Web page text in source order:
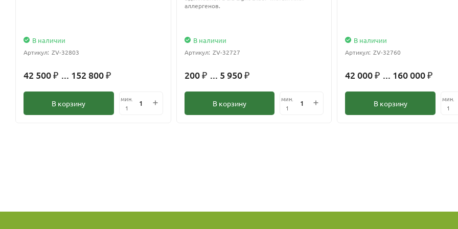
В наличии
Артикул: ZV-32803
42 500 ₽ ... 152 800 ₽
В корзину
мин.
1
аллергенов.
В наличии
Артикул: ZV-32727
200 ₽ ... 5 950 ₽
В корзину
мин.
1
В наличии
Артикул: ZV-32760
42 000₽ ... 160 000₽
В корзину
мин.
1